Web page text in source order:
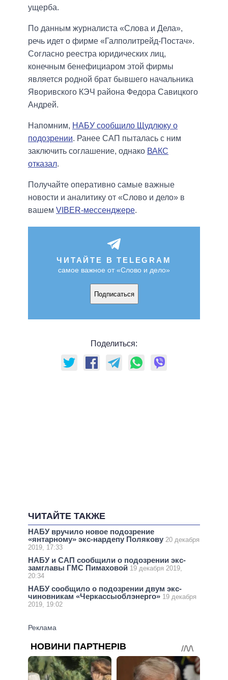
ущерба.
По данным журналиста «Слова и Дела»,
речь идет о фирме «Галполитрейд-Постач».
Согласно реестра юридических лиц,
конечным бенефициаром этой фирмы
является родной брат бывшего начальника
Яворивского КЭЧ района Федора Савицкого
Андрей.
Напомним, НАБУ сообщило Щудлюку о
подозрении. Ранее САП пыталась с ним
заключить соглашение, однако ВАКС
отказал.
Получайте оперативно самые важные
новости и аналитику от «Слово и дело» в
вашем VIBER-мессенджере.
ЧИТАЙТЕ В TELEGRAM
самое важное от «Слово и дело»
Подписаться
Поделиться:
ЧИТАЙТЕ ТАКЖЕ
НАБУ вручило новое подозрение
«янтарному» экс-нардепу Полякову 20 декабря
2019, 17:33
НАБУ и САП сообщили о подозрении экс-
замглавы ГМС Пимаховой 19 декабря 2019,
20:34
НАБУ сообщило о подозрении двум экс-
чиновникам «Черкассыоблэнерго» 19 декабря
2019, 19:02